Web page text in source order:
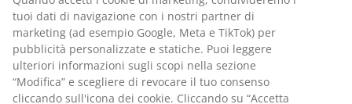
Recensioni
(27)